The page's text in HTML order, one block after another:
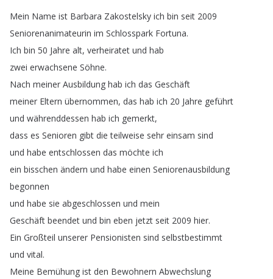
Mein Name ist Barbara Zakostelsky ich bin seit 2009
Seniorenanimateurin im Schlosspark Fortuna.
Ich bin 50 Jahre alt, verheiratet und hab
zwei erwachsene Söhne.
Nach meiner Ausbildung hab ich das Geschäft
meiner Eltern übernommen, das hab ich 20 Jahre geführt
und währenddessen hab ich gemerkt,
dass es Senioren gibt die teilweise sehr einsam sind
und habe entschlossen das möchte ich
ein bisschen ändern und habe einen Seniorenausbildung
begonnen
und habe sie abgeschlossen und mein
Geschäft beendet und bin eben jetzt seit 2009 hier.
Ein Großteil unserer Pensionisten sind selbstbestimmt
und vital.
Meine Bemühung ist den Bewohnern Abwechslung